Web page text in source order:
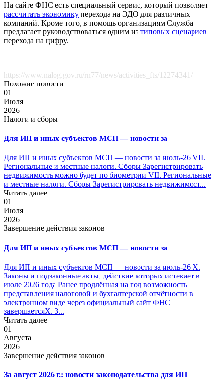
На сайте ФНС есть специальный сервис, который позволяет
рассчитать экономику перехода на ЭДО для различных
компаний. Кроме того, в помощь организациям Служба
предлагает руководствоваться одним из типовых сценариев
перехода на цифру.
https://www.nalog.gov.ru/rn77/news/activities_fts/12274341/
Похожие новости
01
Июля
2026
Налоги и сборы
Для ИП и иных субъектов МСП — новости за
Для ИП и иных субъектов МСП — новости за июль-26 VII.
Региональные и местные налоги. Сборы Зарегистрировать
недвижимость можно будет по биометрии VII. Региональные
и местные налоги. Сборы Зарегистрировать недвижимост...
Читать далее
01
Июля
2026
Завершение действия законов
Для ИП и иных субъектов МСП — новости за
Для ИП и иных субъектов МСП — новости за июль-26 X.
Законы и подзаконные акты, действие которых истекает в
июле 2026 года Ранее продлённая на год возможность
представления налоговой и бухгалтерской отчётности в
электронном виде через официальный сайт ФНС
завершаетсяX. З...
Читать далее
01
Августа
2026
Завершение действия законов
За август 2026 г.: новости законодательства для ИП